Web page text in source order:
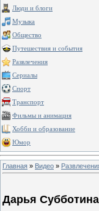
Люди и блоги
Музыка
Общество
Путешествия и события
Развлечения
Сериалы
Спорт
Транспорт
Фильмы и анимация
Хобби и образование
Юмор
Главная » Видео »
Дарья